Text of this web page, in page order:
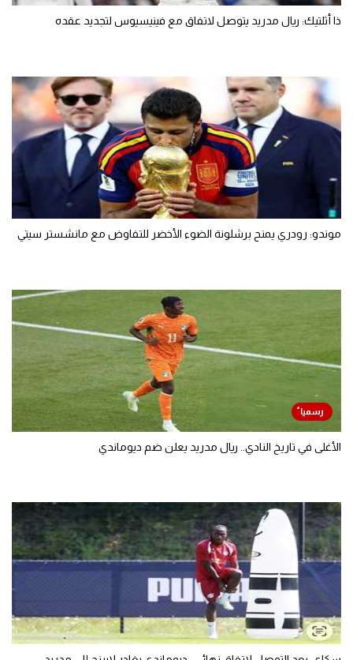
ذا أثلتيك: ريال مدريد يتوصل لاتفاق مع فينيسيوس لتجديد عقده
موندو: رودري يمنح برشلونة الضوء الأخضر للتفاوض مع مانشستر سيتي
الأغلى في تاريخ النادي.. ريال مدريد يعلن ضم ديوماندي